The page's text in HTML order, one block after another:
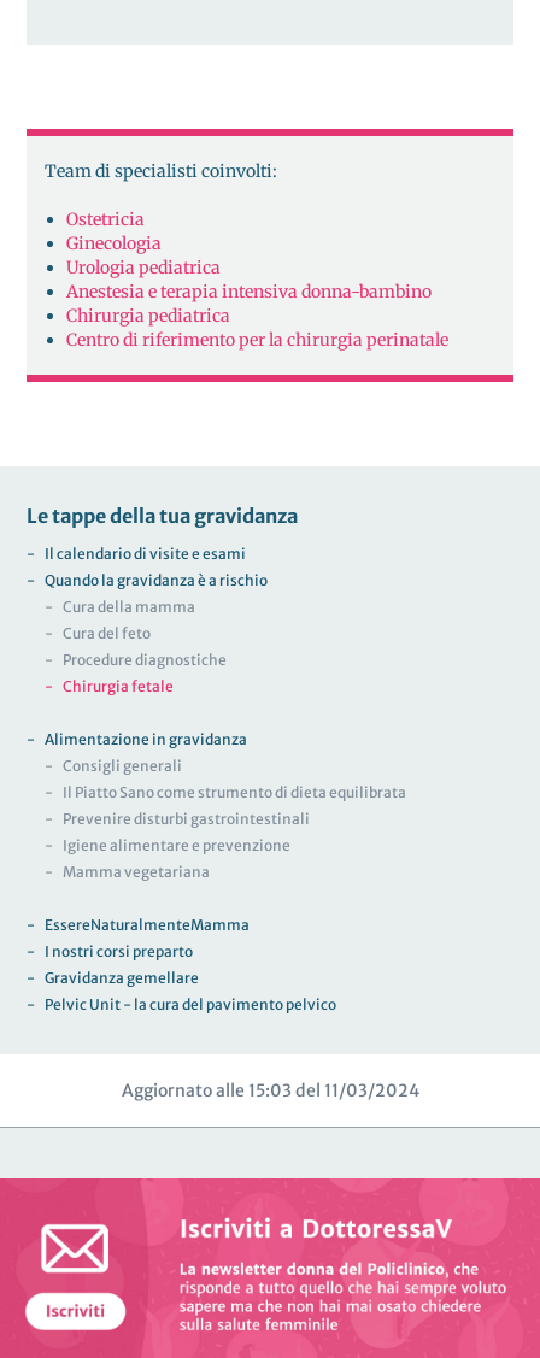
Team di specialisti coinvolti:
Ostetricia
Ginecologia
Urologia pediatrica
Anestesia e terapia intensiva donna-bambino
Chirurgia pediatrica
Centro di riferimento per la chirurgia perinatale
Le tappe della tua gravidanza
Il calendario di visite e esami
Quando la gravidanza è a rischio
Cura della mamma
Cura del feto
Procedure diagnostiche
Chirurgia fetale
Alimentazione in gravidanza
Consigli generali
Il Piatto Sano come strumento di dieta equilibrata
Prevenire disturbi gastrointestinali
Igiene alimentare e prevenzione
Mamma vegetariana
EssereNaturalmenteMamma
I nostri corsi preparto
Gravidanza gemellare
Pelvic Unit - la cura del pavimento pelvico
Aggiornato alle 15:03 del 11/03/2024